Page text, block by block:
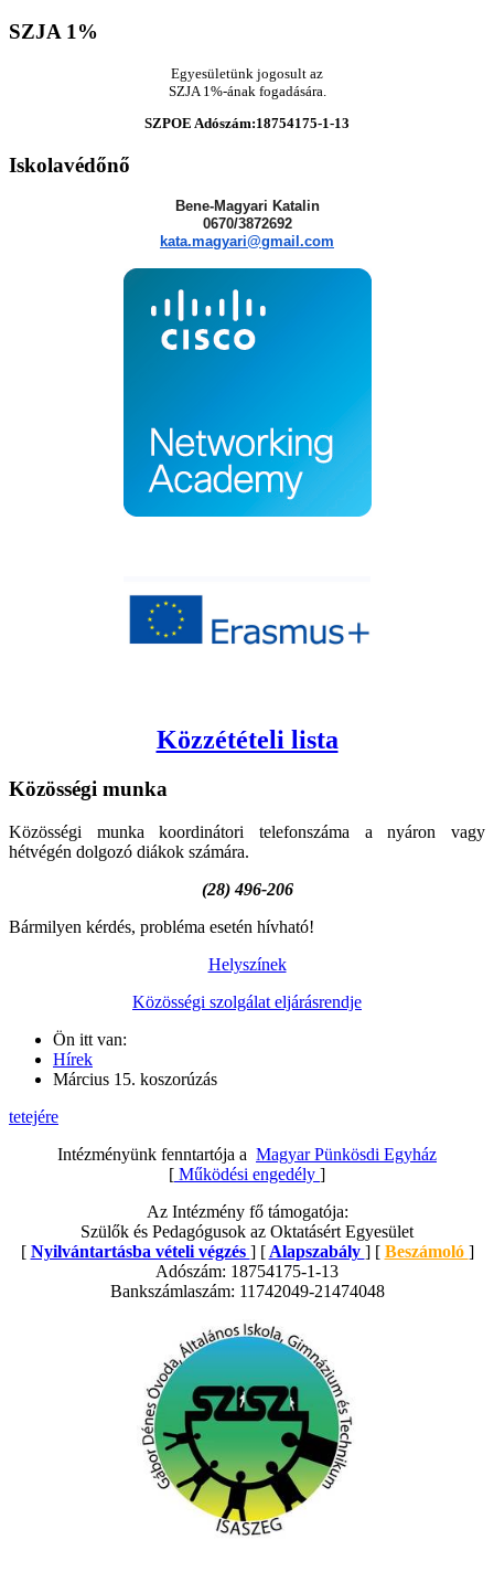
SZJA1%
Egyesületünk jogosult az
SZJA 1%-ának fogadására.
SZPOE Adószám:18754175-1-13
Iskolavédőnő
Bene-Magyari Katalin
0670/3872692
kata.magyari@gmail.com
Közzétételi lista
Közösségi munka
Közösségi munka koordinátori telefonszáma a nyáron vagy
hétvégén dolgozó diákok számára.
(28) 496-206
Bármilyen kérdés, probléma esetén hívható!
Helyszínek
Közösségi szolgálat eljárásrendje
Ön itt van:
Hírek
Március 15. koszorúzás
tetejére
Intézményünk fenntartója a Magyar Pünkösdi Egyház
[ Működési engedély ]
Az Intézmény fő támogatója:
Szülők és Pedagógusok az Oktatásért Egyesület
[ Nyilvántartásba vételi végzés ] [ Alapszabály ] [ Beszámoló ]
Adószám: 18754175-1-13
Bankszámlaszám: 11742049-21474048